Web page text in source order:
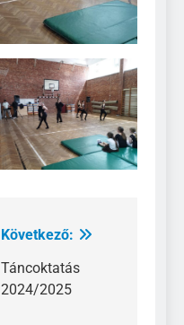
Következő:
Táncoktatás
2024/2025